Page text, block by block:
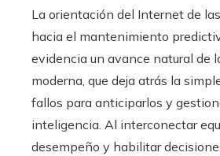
La orientación del Internet de
hacia el mantenimiento
evidencia un avance natural de
moderna, que deja atrás la
fallos para anticiparlos y
inteligencia. Al interconectar
desempeño y habilitar